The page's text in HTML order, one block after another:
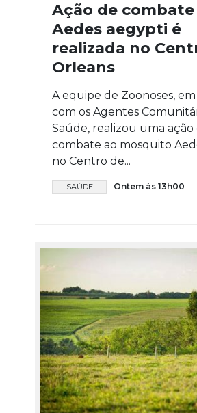
Ação de combate
Aedes aegypti é
realizada no
Orleans
A equipe de Zoonoses,
com os Agentes
Saúde, realizou uma ação
combate ao mosquito
no Centro de...
SAÚDE Ontem às 13h00